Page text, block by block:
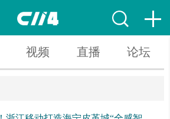
视频 直播 论坛